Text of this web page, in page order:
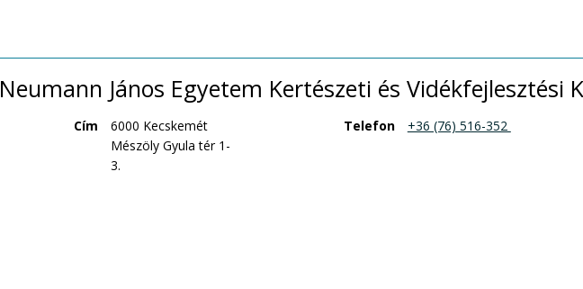
Neumann János Egyetem Kertészeti és Vidékfejlesztési
Cím
6000 Kecskemét
Mészöly Gyula tér 1-
3.
Telefon +36 (76) 516-352